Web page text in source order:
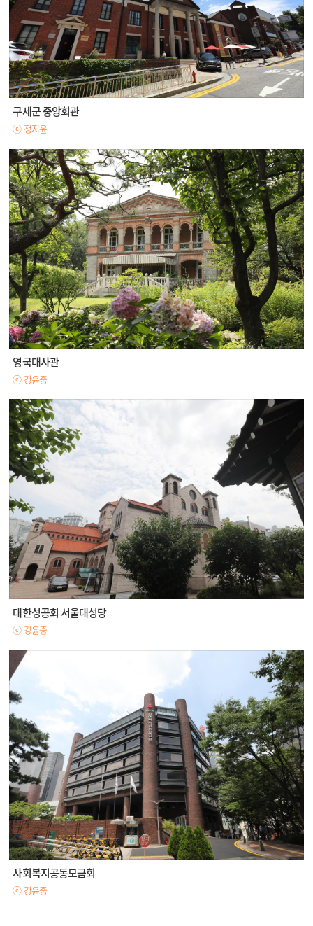
구세군 중앙회관
ⓒ 정지윤
영국대사관
ⓒ 강윤중
대한성공회 서울대성당
ⓒ 강윤중
사회복지공동모금회
ⓒ 강윤중